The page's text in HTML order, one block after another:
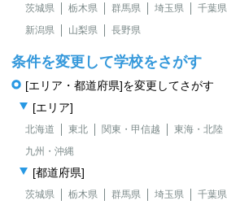
茨城県 栃木県 群馬県 埼玉県 千葉県
新潟県
山梨県 長野県
条件を変更して学校をさがす
[エリア・都道府県]を変更してさがす
[エリア]
北海道 東北 関東・甲信越 東海・北陸
九州・沖縄
[都道府県]
茨城県 栃木県 群馬県 埼玉県 千葉県